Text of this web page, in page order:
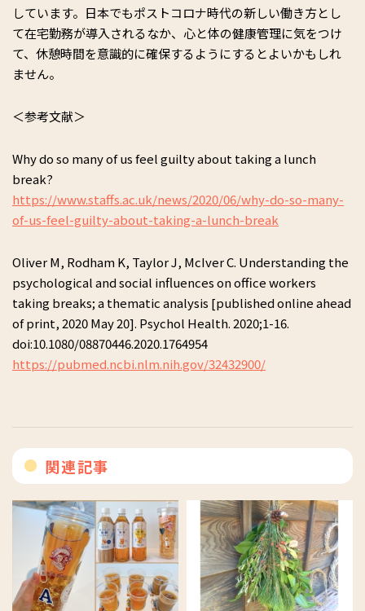
しています。日本でもポストコロナ時代の新しい働き方とし
て在宅勤務が導入されるなか、心と体の健康管理に気をつけ
て、休憩時間を意識的に確保するようにするとよいかもしれ
ません。
＜参考文献＞
Why do so many of us feel guilty about taking a lunch
break?
https://www.staffs.ac.uk/news/2020/06/why-do-so-many-
of-us-feel-guilty-about-taking-a-lunch-break
Oliver M, Rodham K, Taylor J, McIver C. Understanding the
psychological and social influences on office workers
taking breaks; a thematic analysis [published online ahead
of print, 2020 May 20]. Psychol Health. 2020;1-16.
doi:10.1080/08870446.2020.1764954
https://pubmed.ncbi.nlm.nih.gov/32432900/
関連記事